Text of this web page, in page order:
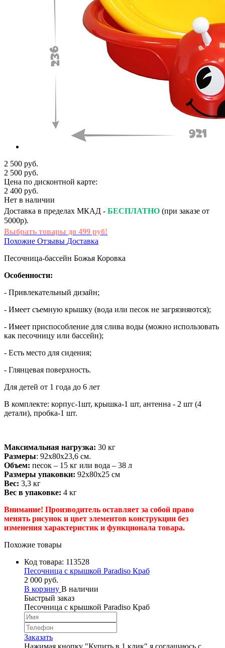
2 500 руб.
2 500 руб.
Цена по дисконтной карте:
2 400 руб.
Нет в наличии
Доставка в пределах МКАД - БЕСПЛАТНО (при заказе от
5000р).
Выбрать товары до 499 руб!
Похожие Отзывы Доставка
Песочница-бассейн Божья Коровка
Особенности:
- Привлекательный дизайн;
- Имеет съемную крышку (вода или песок не загрязняются);
- Имеет приспособление для слива воды (можно использовать
как песочницу или бассейн);
- Есть место для сидения;
- Глянцевая поверхность.
Для детей от 1 года до 6 лет
В комплекте: корпус-1шт, крышка-1 шт, антенна - 2 шт (4
детали), пробка-1 шт.
Максимальная нагрузка: 30 кг
Размеры: 92х80х23,6 см.
Объем: песок – 15 кг или вода – 38 л
Размеры упаковки: 92х80х25 см
Вес: 3,3 кг
Вес в упаковке: 4 кг
Внимание! Производитель оставляет за собой право
менять рисунок и цвет элементов конструкции без
изменения характеристик и функционала товара.
Похожие товары
Код товара: 113528
Песочница с крышкой Paradiso Краб
2 000 руб.
В корзину В наличии
Быстрый заказ
Песочница с крышкой Paradiso Краб
Заказать
Нажимая кнопку "Купить в 1 клик" я соглашаюсь с